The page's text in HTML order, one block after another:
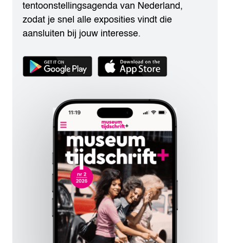
tentoonstellingsagenda van Nederland,
zodat je snel alle exposities vindt die
aansluiten bij jouw interesse.